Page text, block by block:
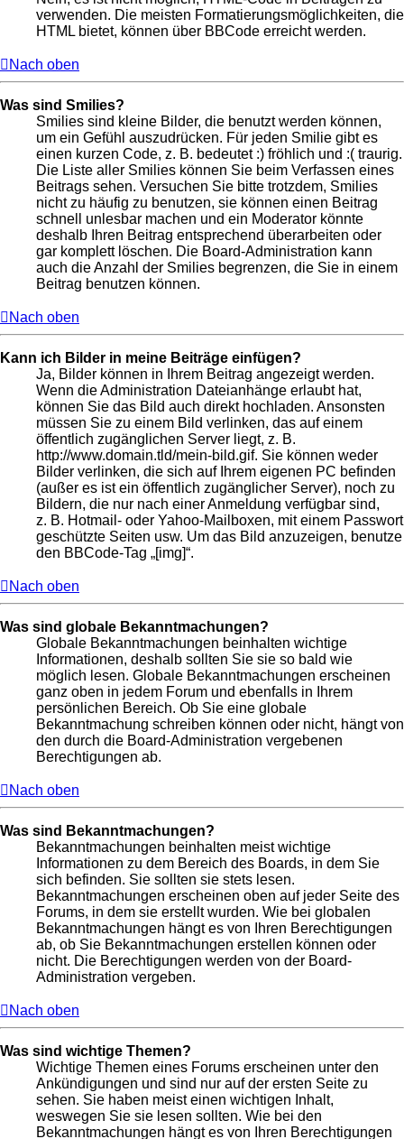
verwenden. Die meisten Formatierungsmöglichkeiten, die
HTML bietet, können über BBCode erreicht werden.
Nach oben
Was sind Smilies?
Smilies sind kleine Bilder, die benutzt werden können,
um ein Gefühl auszudrücken. Für jeden Smilie gibt es
einen kurzen Code, z. B. bedeutet :) fröhlich und :( traurig.
Die Liste aller Smilies können Sie beim Verfassen eines
Beitrags sehen. Versuchen Sie bitte trotzdem, Smilies
nicht zu häufig zu benutzen, sie können einen Beitrag
schnell unlesbar machen und ein Moderator könnte
deshalb Ihren Beitrag entsprechend überarbeiten oder
gar komplett löschen. Die Board-Administration kann
auch die Anzahl der Smilies begrenzen, die Sie in einem
Beitrag benutzen können.
Nach oben
Kann ich Bilder in meine Beiträge einfügen?
Ja, Bilder können in Ihrem Beitrag angezeigt werden.
Wenn die Administration Dateianhänge erlaubt hat,
können Sie das Bild auch direkt hochladen. Ansonsten
müssen Sie zu einem Bild verlinken, das auf einem
öffentlich zugänglichen Server liegt, z. B.
http://www.domain.tld/mein-bild.gif. Sie können weder
Bilder verlinken, die sich auf Ihrem eigenen PC befinden
(außer es ist ein öffentlich zugänglicher Server), noch zu
Bildern, die nur nach einer Anmeldung verfügbar sind,
z. B. Hotmail- oder Yahoo-Mailboxen, mit einem Passwort
geschützte Seiten usw. Um das Bild anzuzeigen, benutze
den BBCode-Tag „[img]“.
Nach oben
Was sind globale Bekanntmachungen?
Globale Bekanntmachungen beinhalten wichtige
Informationen, deshalb sollten Sie sie so bald wie
möglich lesen. Globale Bekanntmachungen erscheinen
ganz oben in jedem Forum und ebenfalls in Ihrem
persönlichen Bereich. Ob Sie eine globale
Bekanntmachung schreiben können oder nicht, hängt von
den durch die Board-Administration vergebenen
Berechtigungen ab.
Nach oben
Was sind Bekanntmachungen?
Bekanntmachungen beinhalten meist wichtige
Informationen zu dem Bereich des Boards, in dem Sie
sich befinden. Sie sollten sie stets lesen.
Bekanntmachungen erscheinen oben auf jeder Seite des
Forums, in dem sie erstellt wurden. Wie bei globalen
Bekanntmachungen hängt es von Ihren Berechtigungen
ab, ob Sie Bekanntmachungen erstellen können oder
nicht. Die Berechtigungen werden von der Board-
Administration vergeben.
Nach oben
Was sind wichtige Themen?
Wichtige Themen eines Forums erscheinen unter den
Ankündigungen und sind nur auf der ersten Seite zu
sehen. Sie haben meist einen wichtigen Inhalt,
weswegen Sie sie lesen sollten. Wie bei den
Bekanntmachungen hängt es von Ihren Berechtigungen